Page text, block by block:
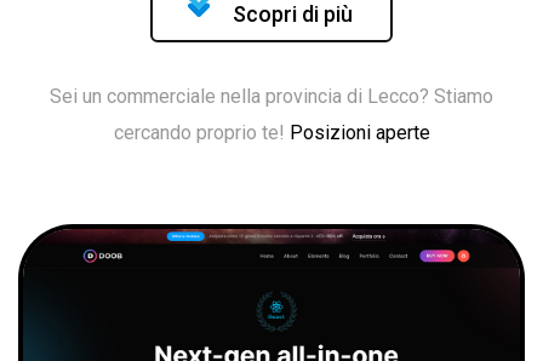
Scopri di più
Sei un commerciale nella provincia di Lecco? Stiamo
cercando proprio te! Posizioni aperte